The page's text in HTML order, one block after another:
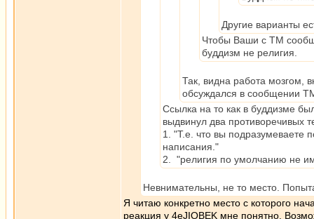
Другие варианты
Чтобы Ваши с ТМ
буддизм не религия.
Так, видна работа мозгом,
обсуждался в сообщении
Ссылка на то как в буддизме
выдвинул два противоречивых
1. "Т.е. что вы подразумеваете
написания."
2. "религия по умолчанию не
Невнимательны, не то место.
Я читаю конкретно место с которого
реакция у 4eJIOBEK мне понятно.